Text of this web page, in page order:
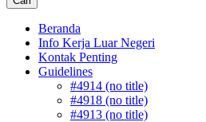
Beranda
Info Kerja Luar Negeri
Kontak Penting
Guidelines
#4914 (no title)
#4918 (no title)
#4913 (no title)